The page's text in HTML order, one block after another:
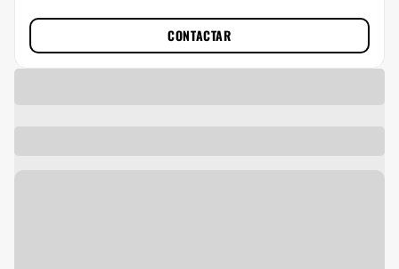
CONTACTAR